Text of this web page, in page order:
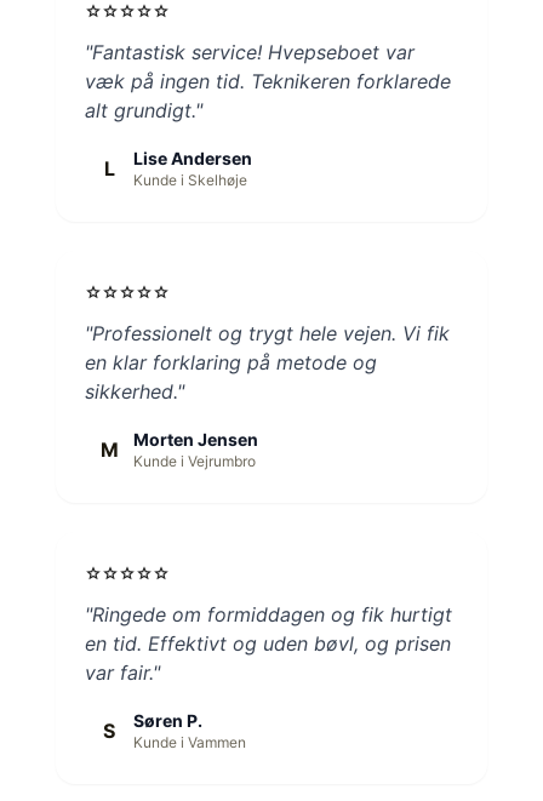
starstarstarstarstar
"Fantastisk service! Hvepseboet var
væk på ingen tid. Teknikeren forklarede
alt grundigt."
L Lise Andersen
Kunde i Skelhøje
starstarstarstarstar
"Professionelt og trygt hele vejen. Vi fik
en klar forklaring på metode og
sikkerhed."
M Morten Jensen
Kunde i Vejrumbro
starstarstarstarstar
"Ringede om formiddagen og fik hurtigt
en tid. Effektivt og uden bøvl, og prisen
var fair."
S Søren P.
Kunde i Vammen